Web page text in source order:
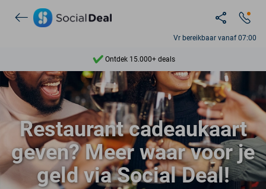
Vr bereikbaar vanaf 07:00
Ontdek 15.000+ deals
7 dagen per week beschikbaar
10+ miljoen leden
9,4
Ontdek 15.000+ deals
Restaurant cadeaukaart
geven? Meer waar voor je
geld via Social Deal!